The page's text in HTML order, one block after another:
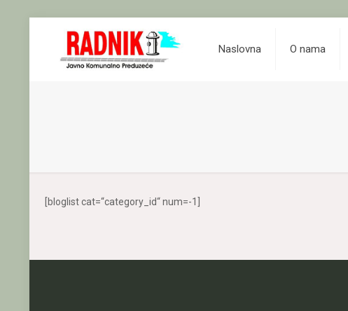
Naslovna O nama
[bloglist cat=“category_id“ num=-1]